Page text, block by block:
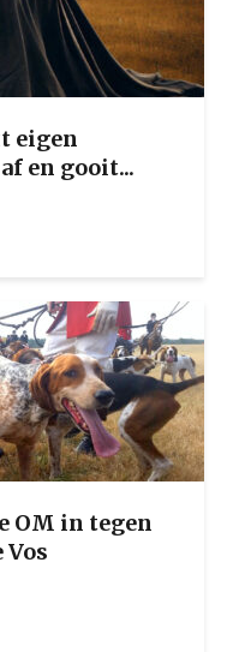
eigen
en gooit...
OM in tegen